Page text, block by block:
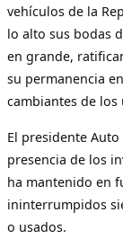
vehículos de la
lo alto sus bodas
en grande,
su permanencia
cambiantes de
El presidente
presencia de los
ha mantenido en
ininterrumpidos
o usados.